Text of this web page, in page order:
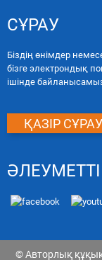
СҰРАУ
Біздің өнімдер
бізге электрондық
ішінде
ҚАЗІР СҰРАУ
© Авторлық